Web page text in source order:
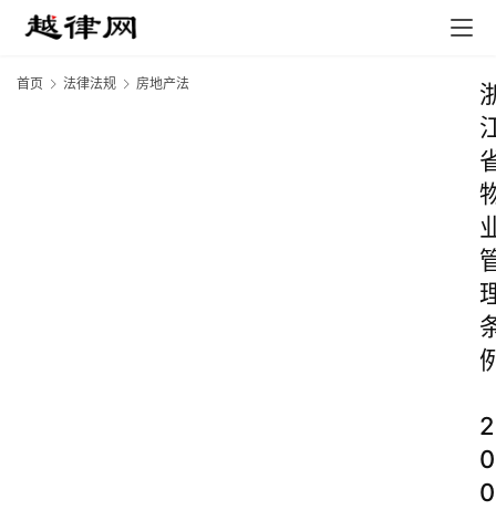
首页 法律法规 房地产法
2
0
0